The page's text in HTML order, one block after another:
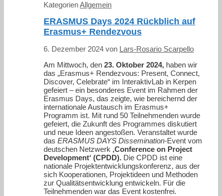
KategorienAllgemein
ERASMUS Days 2024 Rückblich auf
Erasmus+ Rendezvous
6. Dezember 2024 von Lars-Rosario Scarpello
Am Mittwoch, den 23. Oktober 2024, haben wir
das „Erasmus+ Rendezvous: Present, Connect,
Discover, Celebrate“ im InteraktivLab in Kerpen
gefeiert – ein besonderes Event im Rahmen der
Erasmus Days, das zeigte, wie bereichernd der
internationale Austausch im Erasmus+
Programm ist. Mit rund 50 Teilnehmenden wurde
gefeiert, die Zukunft des Programmes diskutiert
und neue Ideen angestoßen. Veranstaltet wurde
das ERASMUS DAYS Dissemination-Event vom
deutschen Netzwerk ‚Conference on Project
Development‘ (CPDD). Die CPDD ist eine
nationale Projektentwicklungskonferenz, aus der
sich Kooperationen, Projektideen und Methoden
zur Qualitätsentwicklung entwickeln. Für die
Teilnehmenden war das Event kostenfrei.